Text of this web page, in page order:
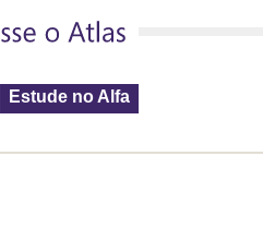
Estude no Alfa